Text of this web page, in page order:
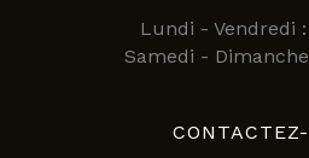
Lundi - Vendredi :
Samedi -